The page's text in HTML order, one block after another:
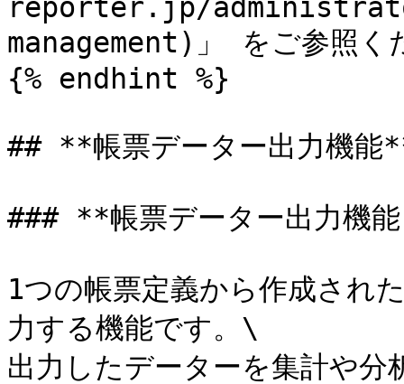
reporter.jp/
management)」 をご参照く
{% endhint %}
## **帳票データー出力機能
### **帳票データー出力機
1つの帳票定義から作成され
力する機能です。\
出力したデーターを集計や